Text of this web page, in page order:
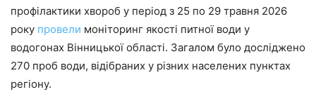
профілактики хвороб у період з 25 по 29 травня 2026
року провели моніторинг якості питної води у
водогонах Вінницької області. Загалом було досліджено
270 проб води, відібраних у різних населених пунктах
регіону.